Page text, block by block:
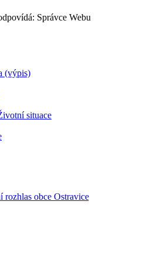
Správce Webu
(výpis)
situace